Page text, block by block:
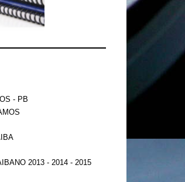
- PB
2013 - 2014 - 2015